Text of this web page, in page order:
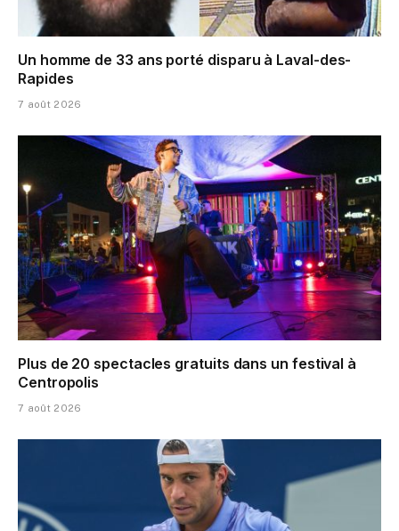
Un homme de 33 ans porté disparu à Laval-des-
Rapides
7 août 2026
Plus de 20 spectacles gratuits dans un festival à
Centropolis
7 août 2026